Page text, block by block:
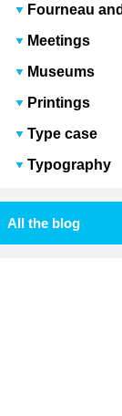
Fourneau
Meetings
Museums
Printings
Type case
Typography
All the blog